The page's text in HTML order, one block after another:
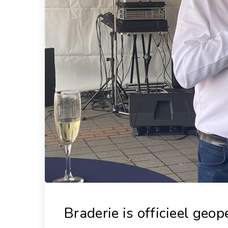
Braderie is officieel